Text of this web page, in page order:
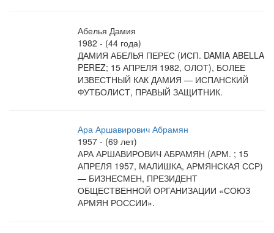
Абелья Дамия
1982 - (44 года)
ДАМИЯ АБЕЛЬЯ ПЕРЕС (ИСП. DAMIA ABELLA
PEREZ; 15 АПРЕЛЯ 1982, ОЛОТ), БОЛЕЕ
ИЗВЕСТНЫЙ КАК ДАМИЯ — ИСПАНСКИЙ
ФУТБОЛИСТ, ПРАВЫЙ ЗАЩИТНИК.
Ара Аршавирович Абрамян
1957 - (69 лет)
АРА АРШАВИРОВИЧ АБРАМЯН (АРМ. ; 15
АПРЕЛЯ 1957, МАЛИШКА, АРМЯНСКАЯ ССР)
— БИЗНЕСМЕН, ПРЕЗИДЕНТ
ОБЩЕСТВЕННОЙ ОРГАНИЗАЦИИ «СОЮЗ
АРМЯН РОССИИ».